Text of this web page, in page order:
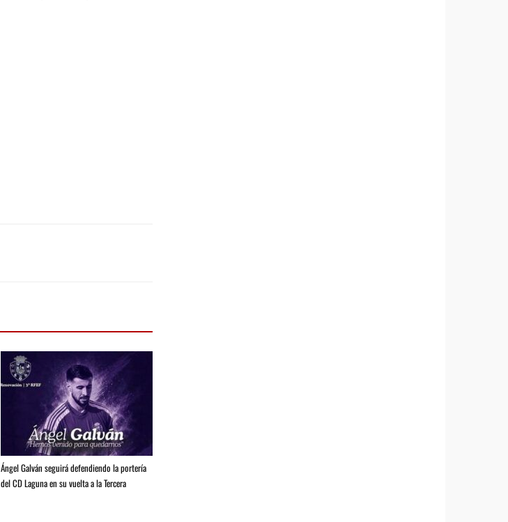
Ángel Galván seguirá defendiendo la portería
del CD Laguna en su vuelta a la Tercera